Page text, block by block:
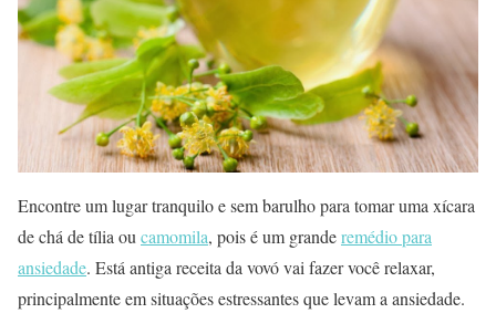
Encontre um lugar tranquilo e sem barulho para tomar uma xícara
de chá de tília oucamomila, pois é um granderemédio para
ansiedade. Está antiga receita da vovó vai fazer você relaxar,
principalmente em situações estressantes que levam a ansiedade.